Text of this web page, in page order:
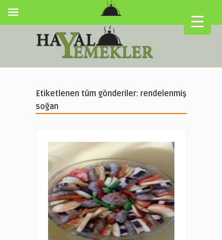
Etiketlenen tüm gönderiler: rendelenmiş
soğan